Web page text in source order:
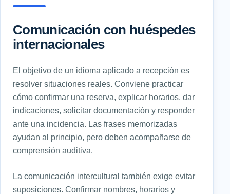
Comunicación con huéspedes
internacionales
El objetivo de un idioma aplicado a recepción es
resolver situaciones reales. Conviene practicar
cómo confirmar una reserva, explicar horarios, dar
indicaciones, solicitar documentación y responder
ante una incidencia. Las frases memorizadas
ayudan al principio, pero deben acompañarse de
comprensión auditiva.
La comunicación intercultural también exige evitar
suposiciones. Confirmar nombres, horarios y